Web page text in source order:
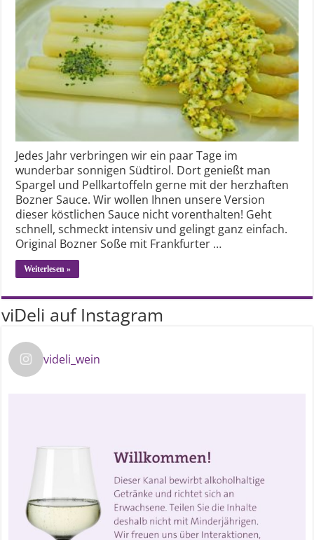
Jedes Jahr verbringen wir ein paar Tage im
wunderbar sonnigen Südtirol. Dort genießt man
Spargel und Pellkartoffeln gerne mit der herzhaften
Bozner Sauce. Wir wollen Ihnen unsere Version
dieser köstlichen Sauce nicht vorenthalten! Geht
schnell, schmeckt intensiv und gelingt ganz einfach.
Original Bozner Soße mit Frankfurter …
Weiterlesen »
viDeli auf Instagram
videli_wein